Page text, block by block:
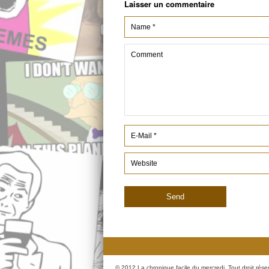
Laisser un commentaire
© 2012 La chronique facile du mercredi. Tout droit